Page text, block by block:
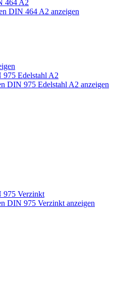
464 A2
DIN 464 A2 anzeigen
975 Edelstahl A2
DIN 975 Edelstahl A2 anzeigen
975 Verzinkt
DIN 975 Verzinkt anzeigen